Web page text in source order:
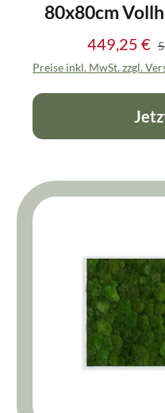
80x80cm
Verkaufspreis:
449,25 €
Preise inkl. MwSt. zzgl.